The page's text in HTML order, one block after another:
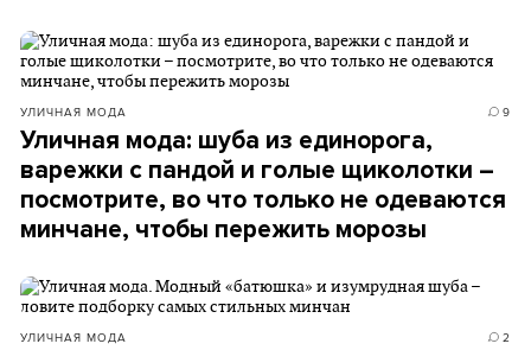
УЛИЧНАЯ МОДА 9
Уличная мода: шуба из единорога,
варежки с пандой и голые щиколотки –
посмотрите, во что только не одеваются
минчане, чтобы пережить морозы
УЛИЧНАЯ МОДА 2